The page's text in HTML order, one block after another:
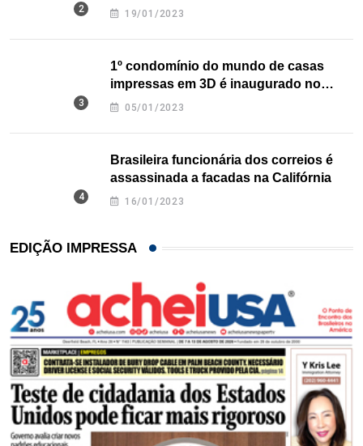
nos EUA
19/01/2023
1º condomínio do mundo de casas
impressas em 3D é inaugurado no
Texas
05/01/2023
Brasileira funcionária dos correios é
assassinada a facadas na Califórnia
16/01/2023
EDIÇÃO IMPRESSA